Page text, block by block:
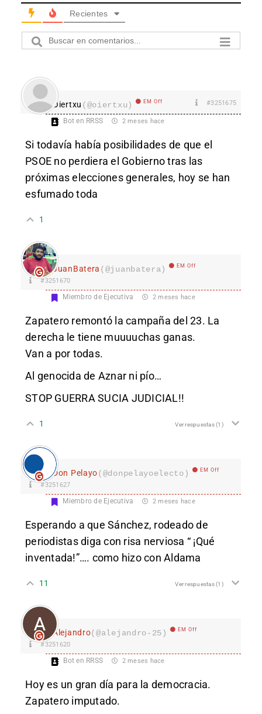
Recientes
Oiertxu (@oiertxu) EM Off #3251675
Bot en RRSS 2 meses hace
Si todavía había posibilidades de que el
PSOE no perdiera el Gobierno tras las
próximas elecciones generales, hoy se han
esfumado toda
1
JuanBatera (@juanbatera) EM Off
#3251670
Miembro de Ejecutiva 2 meses hace
Zapatero remontó la campaña del 23. La
derecha le tiene muuuuchas ganas.
Van a por todas.
Al genocida de Aznar ni pío…
STOP GUERRA SUCIA JUDICIAL!!
1 Ver respuestas(1)
Don Pelayo(@donpelayoelecto) EM Off
#3251627
Miembro de Ejecutiva 2 meses hace
Esperando a que Sánchez, rodeado de
periodistas diga con risa nerviosa “ ¡Qué
inventada!”…. como hizo con Aldama
11 Ver respuestas(1)
Alejandro(@alejandro-25) EM Off
#3251620
Bot en RRSS 2 meses hace
Hoy es un gran día para la democracia.
Zapatero imputado.